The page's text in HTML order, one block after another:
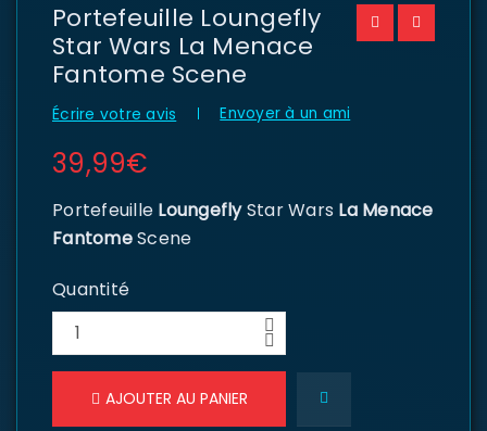
Portefeuille Loungefly
Star Wars La Menace
Fantome Scene
Écrire votre avis Envoyer à un ami
39,99€
Portefeuille LoungeflyStar Wars La Menace
FantomeScene
Quantité
AJOUTER AU PANIER